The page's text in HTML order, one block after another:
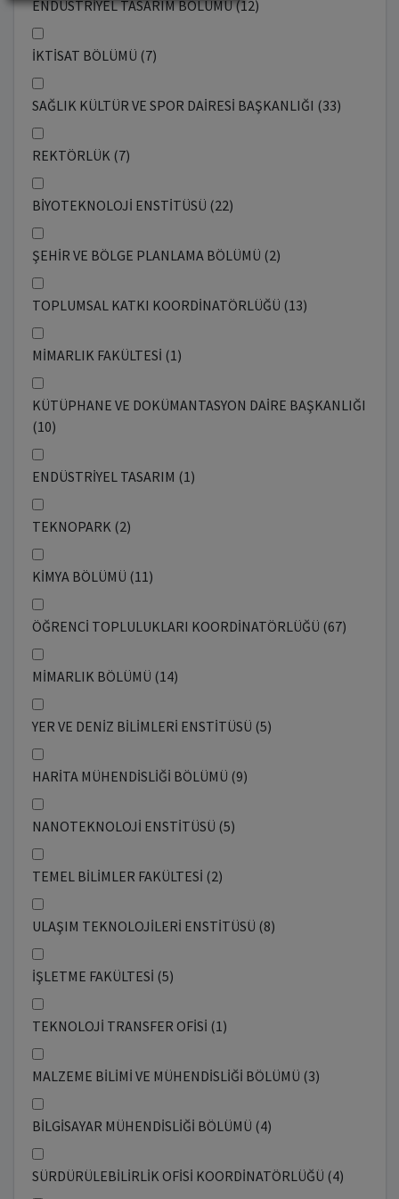
ENDÜSTRİYEL TASARIM BÖLÜMÜ (12)
İKTİSAT BÖLÜMÜ (7)
SAĞLIK KÜLTÜR VE SPOR DAİRESİ BAŞKANLIĞI (33)
REKTÖRLÜK (7)
BİYOTEKNOLOJİ ENSTİTÜSÜ (22)
ŞEHİR VE BÖLGE PLANLAMA BÖLÜMÜ (2)
TOPLUMSAL KATKI KOORDİNATÖRLÜĞÜ (13)
MİMARLIK FAKÜLTESİ (1)
KÜTÜPHANE VE DOKÜMANTASYON DAİRE BAŞKANLIĞI
(10)
ENDÜSTRİYEL TASARIM (1)
TEKNOPARK (2)
KİMYA BÖLÜMÜ (11)
ÖĞRENCİ TOPLULUKLARI KOORDİNATÖRLÜĞÜ (67)
MİMARLIK BÖLÜMÜ (14)
YER VE DENİZ BİLİMLERİ ENSTİTÜSÜ (5)
HARİTA MÜHENDİSLİĞİ BÖLÜMÜ (9)
NANOTEKNOLOJİ ENSTİTÜSÜ (5)
TEMEL BİLİMLER FAKÜLTESİ (2)
ULAŞIM TEKNOLOJİLERİ ENSTİTÜSÜ (8)
İŞLETME FAKÜLTESİ (5)
TEKNOLOJİ TRANSFER OFİSİ (1)
MALZEME BİLİMİ VE MÜHENDİSLİĞİ BÖLÜMÜ (3)
BİLGİSAYAR MÜHENDİSLİĞİ BÖLÜMÜ (4)
SÜRDÜRÜLEBİLİRLİK OFİSİ KOORDİNATÖRLÜĞÜ (4)